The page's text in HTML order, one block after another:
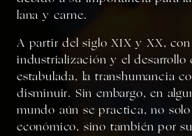
lana y carne.
A partir delsiglo XIX y XX, con
industrialización y el desarrollo
estabulada, la transhumancia
disminuir. Sin embargo, en
mundo aún se practica, no
económico, sino también por